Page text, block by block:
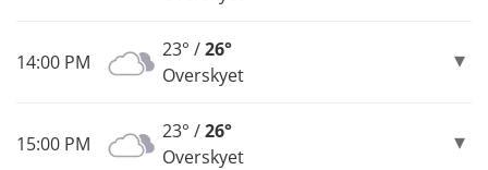
14:00 PM
23° /26°
Overskyet
15:00 PM
23° /26°
Overskyet